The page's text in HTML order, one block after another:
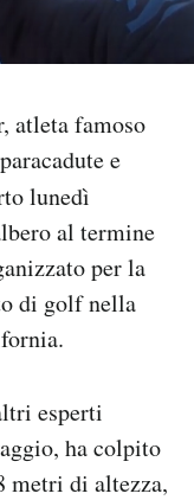
atleta famoso
e
lunedì
al termine
per la
di golf nella
esperti
ha colpito
metri di altezza,